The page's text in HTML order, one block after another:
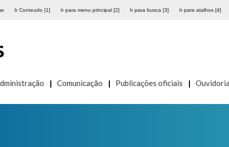
Ir Conteudo [1] Ir para menu principal [2] Ir para busca [3] Ir para atalhos [4]
Comunicação Publicações oficiais Ouvidoria